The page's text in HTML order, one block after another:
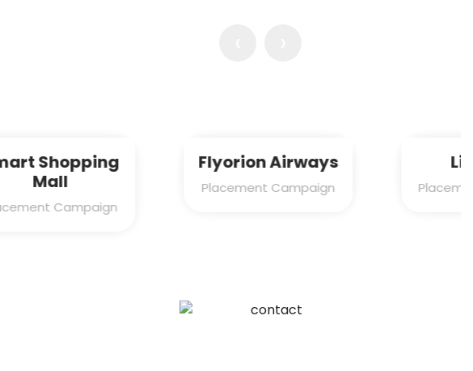
Flyorion Airways
Placement Campaign
Links Dir
Placement Campaign